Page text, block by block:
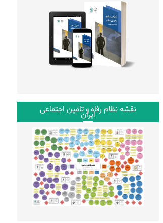
نقشه نظام رفاه و تامین اجتماعی
ایران